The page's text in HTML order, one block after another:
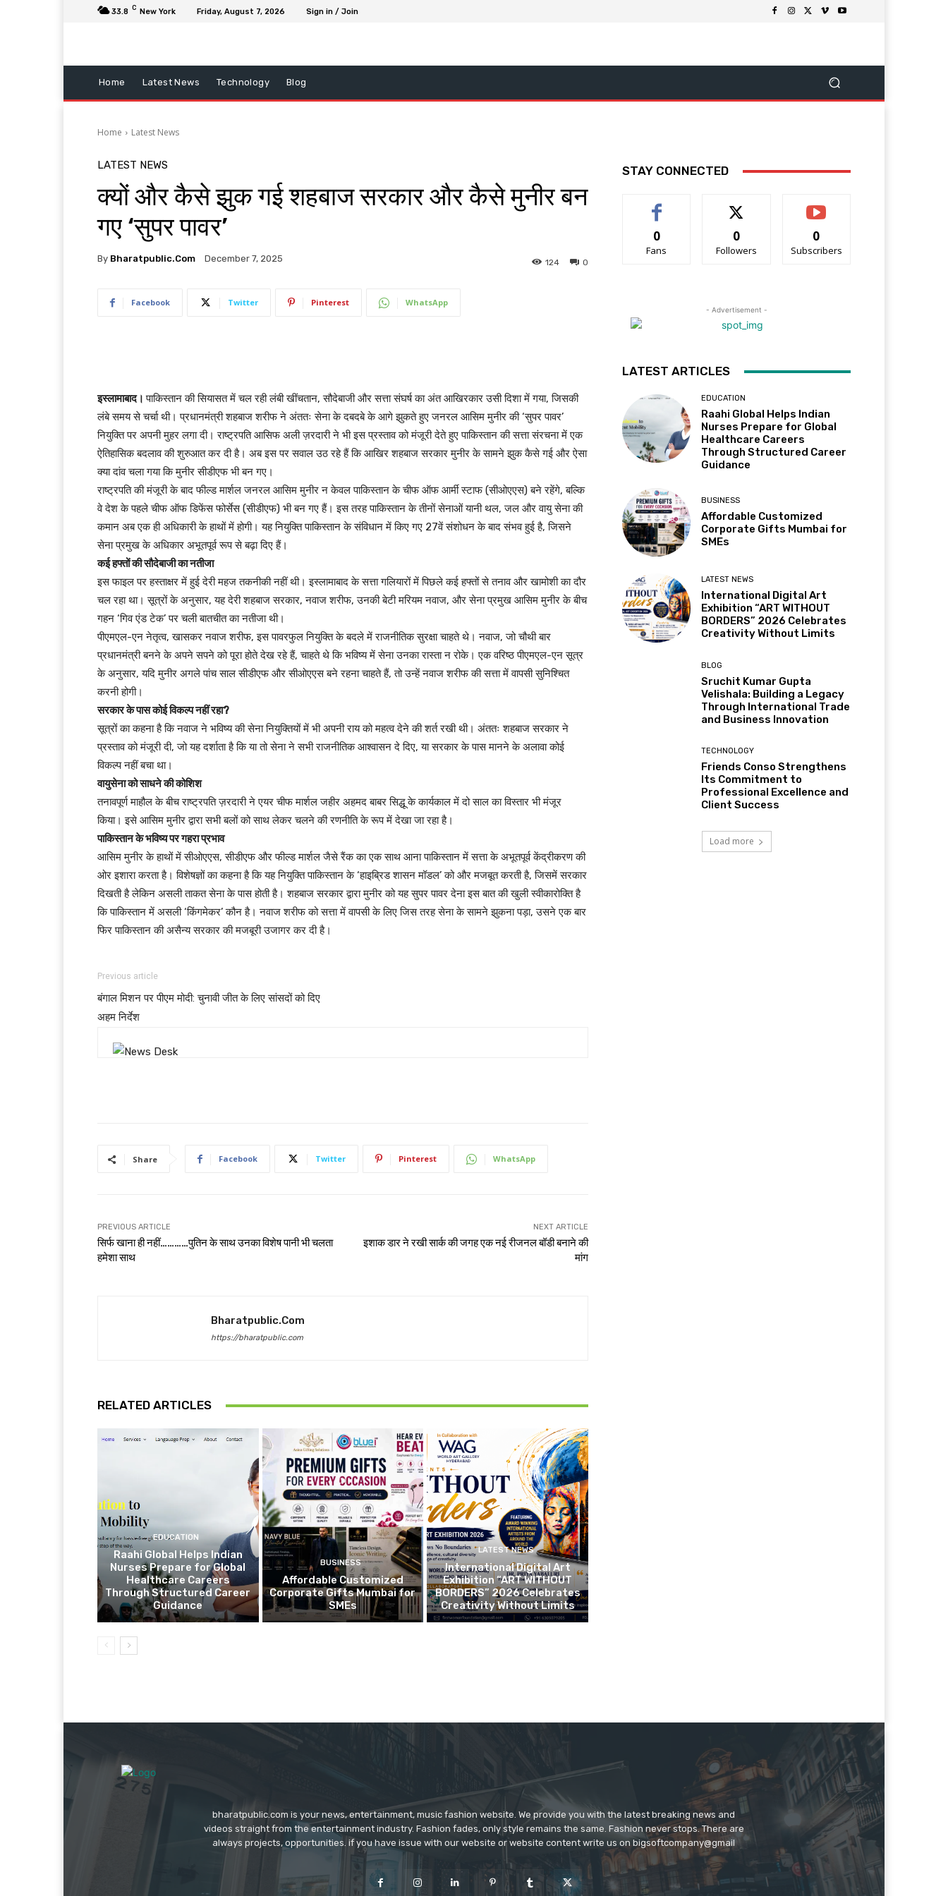
33.8 C New York Friday, August 7, 2026 Sign in / Join
Home Latest News Technology Blog
Home Latest News
LATEST NEWS
क्यों और कैसे झुक गई शहबाज सरकार और कैसे मुनीर बन
गए ‘सुपर पावर’
By Bharatpublic.com December 7, 2025 0
124
Facebook Twitter Pinterest WhatsApp
इस्लामाबाद।पाकिस्तान की सियासत में चल रही लंबी खींचतान, सौदेबाजी और सत्ता संघर्ष का अंत आखिरकार उसी दिशा में गया, जिसकी
लंबे समय से चर्चा थी। प्रधानमंत्री शहबाज शरीफ ने अंततः सेना के दबदबे के आगे झुकते हुए जनरल आसिम मुनीर की ‘सुपर पावर’
नियुक्ति पर अपनी मुहर लगा दी। राष्ट्रपति आसिफ अली ज़रदारी ने भी इस प्रस्ताव को मंजूरी देते हुए पाकिस्तान की सत्ता संरचना में एक
ऐतिहासिक बदलाव की शुरुआत कर दी है। अब इस पर सवाल उठ रहे हैं कि आखिर शहबाज सरकार मुनीर के सामने झुक कैसे गई और ऐसा
क्या दांव चला गया कि मुनीर सीडीएफ भी बन गए।
राष्ट्रपति की मंजूरी के बाद फील्ड मार्शल जनरल आसिम मुनीर न केवल पाकिस्तान के चीफ ऑफ आर्मी स्टाफ (सीओएएस) बने रहेंगे, बल्कि
वे देश के पहले चीफ ऑफ डिफेंस फोर्सेस (सीडीएफ) भी बन गए हैं। इस तरह पाकिस्तान के तीनों सेनाओं यानी थल, जल और वायु सेना की
कमान अब एक ही अधिकारी के हाथों में होगी। यह नियुक्ति पाकिस्तान के संविधान में किए गए 27वें संशोधन के बाद संभव हुई है, जिसने
सेना प्रमुख के अधिकार अभूतपूर्व रूप से बढ़ा दिए हैं।
कई हफ्तों की सौदेबाजी का नतीजा
इस फाइल पर हस्ताक्षर में हुई देरी महज तकनीकी नहीं थी। इस्लामाबाद के सत्ता गलियारों में पिछले कई हफ्तों से तनाव और खामोशी का दौर
चल रहा था। सूत्रों के अनुसार, यह देरी शहबाज सरकार, नवाज शरीफ, उनकी बेटी मरियम नवाज, और सेना प्रमुख आसिम मुनीर के बीच
गहन ‘गिव एंड टेक’ पर चली बातचीत का नतीजा थी।
पीएमएल-एन नेतृत्व, खासकर नवाज शरीफ, इस पावरफुल नियुक्ति के बदले में राजनीतिक सुरक्षा चाहते थे। नवाज, जो चौथी बार
प्रधानमंत्री बनने के अपने सपने को पूरा होते देख रहे हैं, चाहते थे कि भविष्य में सेना उनका रास्ता न रोके। एक वरिष्ठ पीएमएल-एन सूत्र
के अनुसार, यदि मुनीर अगले पांच साल सीडीएफ और सीओएएस बने रहना चाहते हैं, तो उन्हें नवाज शरीफ की सत्ता में वापसी सुनिश्चित
करनी होगी।
सरकार के पास कोई विकल्प नहीं रहा?
सूत्रों का कहना है कि नवाज ने भविष्य की सेना नियुक्तियों में भी अपनी राय को महत्व देने की शर्त रखी थी। अंततः शहबाज सरकार ने
प्रस्ताव को मंजूरी दी, जो यह दर्शाता है कि या तो सेना ने सभी राजनीतिक आश्वासन दे दिए, या सरकार के पास मानने के अलावा कोई
विकल्प नहीं बचा था।
वायुसेना को साधने की कोशिश
तनावपूर्ण माहौल के बीच राष्ट्रपति ज़रदारी ने एयर चीफ मार्शल जहीर अहमद बाबर सिद्धू के कार्यकाल में दो साल का विस्तार भी मंजूर
किया। इसे आसिम मुनीर द्वारा सभी बलों को साथ लेकर चलने की रणनीति के रूप में देखा जा रहा है।
पाकिस्तान के भविष्य पर गहरा प्रभाव
आसिम मुनीर के हाथों में सीओएएस, सीडीएफ और फील्ड मार्शल जैसे रैंक का एक साथ आना पाकिस्तान में सत्ता के अभूतपूर्व केंद्रीकरण की
ओर इशारा करता है। विशेषज्ञों का कहना है कि यह नियुक्ति पाकिस्तान के ‘हाइब्रिड शासन मॉडल’ को और मजबूत करती है, जिसमें सरकार
दिखती है लेकिन असली ताकत सेना के पास होती है। शहबाज सरकार द्वारा मुनीर को यह सुपर पावर देना इस बात की खुली स्वीकारोक्ति है
कि पाकिस्तान में असली ‘किंगमेकर’ कौन है। नवाज शरीफ को सत्ता में वापसी के लिए जिस तरह सेना के सामने झुकना पड़ा, उसने एक बार
फिर पाकिस्तान की असैन्य सरकार की मजबूरी उजागर कर दी है।
Previous article
बंगाल मिशन पर पीएम मोदी: चुनावी जीत के लिए सांसदों को दिए
अहम निर्देश
Share Facebook Twitter Pinterest WhatsApp
PREVIOUS ARTICLE
सिर्फ खाना ही नहीं…………पुतिन के साथ उनका विशेष पानी भी चलता
हमेशा साथ
NEXT ARTICLE
इशाक डार ने रखी सार्क की जगह एक नई रीजनल बॉडी बनाने की
मांग
Bharatpublic.com
https://bharatpublic.com
RELATED ARTICLES
EDUCATION
Raahi Global Helps Indian
Nurses Prepare for Global
Healthcare Careers
Through Structured Career
Guidance
BUSINESS
Affordable Customized
Corporate Gifts Mumbai for
SMEs
LATEST NEWS
International Digital Art
Exhibition “ART WITHOUT
BORDERS” 2026 Celebrates
Creativity Without Limits
STAY CONNECTED
0
Fans
0
Followers
0
Subscribers
- Advertisement -
LATEST ARTICLES
EDUCATION
Raahi Global Helps Indian
Nurses Prepare for Global
Healthcare Careers
Through Structured Career
Guidance
BUSINESS
Affordable Customized
Corporate Gifts Mumbai for
SMEs
LATEST NEWS
International Digital Art
Exhibition “ART WITHOUT
BORDERS” 2026 Celebrates
Creativity Without Limits
BLOG
Sruchit Kumar Gupta
Velishala: Building a Legacy
Through International Trade
and Business Innovation
TECHNOLOGY
Friends Conso Strengthens
Its Commitment to
Professional Excellence and
Client Success
Load more
bharatpublic.com is your news, entertainment, music fashion website. We provide you with the latest breaking news and
videos straight from the entertainment industry. Fashion fades, only style remains the same. Fashion never stops. There are
always projects, opportunities. if you have issue with our website or website content write us on bigsoftcompany@gmail